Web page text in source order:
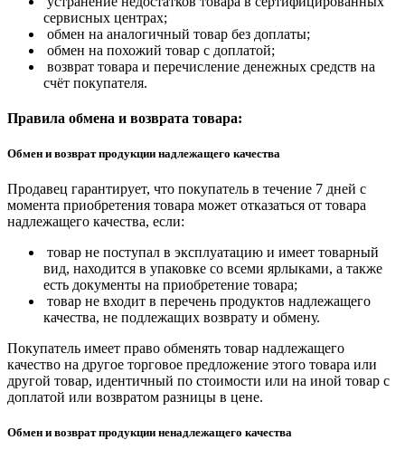
сервисных центрах;
обмен на аналогичный товар без доплаты;
обмен на похожий товар с доплатой;
возврат товара и перечисление денежных средств на
счёт покупателя.
Правила обмена и возврата товара:
Обмен и возврат продукции надлежащего качества
Продавец гарантирует, что покупатель в течение 7 дней с
момента приобретения товара может отказаться от товара
надлежащего качества, если:
товар не поступал в эксплуатацию и имеет товарный
вид, находится в упаковке со всеми ярлыками, а также
есть документы на приобретение товара;
товар не входит в перечень продуктов надлежащего
качества, не подлежащих возврату и обмену.
Покупатель имеет право обменять товар надлежащего
качество на другое торговое предложение этого товара или
другой товар, идентичный по стоимости или на иной товар с
доплатой или возвратом разницы в цене.
Обмен и возврат продукции ненадлежащего качества